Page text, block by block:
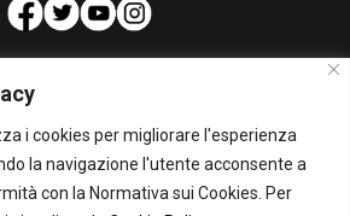
i cookies per migliorare l'esperienza
la navigazione l'utente acconsente a
con la Normativa sui Cookies. Per
PUBBLICITA'
Per la tua pubblicità su questo Blog:
pubblicita@beppegrillo.it